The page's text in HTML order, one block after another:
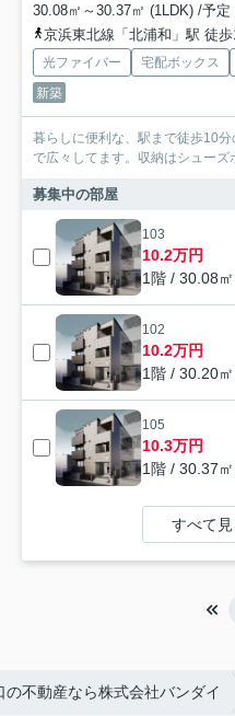
30.08㎡～30.37㎡ (1LDK) /予定
京浜東北線「北浦和」駅 徒
光ファイバー 宅配ボックス
新築
暮らしに便利な、駅まで徒歩10
で広々してます。収納はシューズ
募集中の部屋
103
10.2万円
1階 / 30.08
102
10.2万円
1階 / 30.20
105
10.3万円
1階 / 30.37
すべて見
の不動産なら株式会社バンダイ